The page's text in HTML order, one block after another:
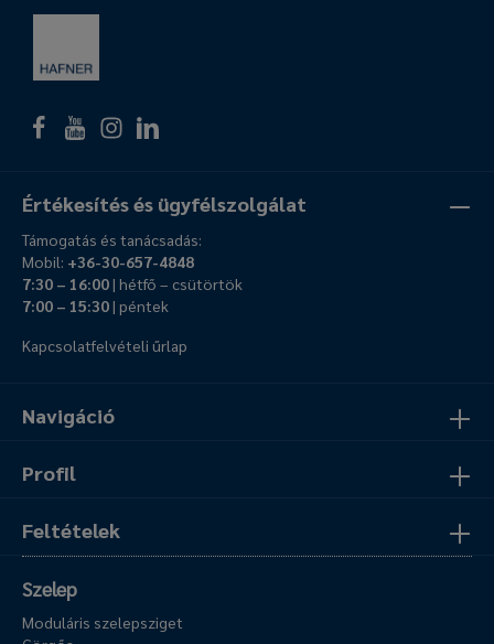
Navigáció
Profil
Feltételek
Értékesítés és ügyfélszolgálat
Támogatás és tanácsadás:
Mobil: +36-30-657-4848
7:30 – 16:00| hétfő – csütörtök
7:00 – 15:30| péntek
Kapcsolatfelvételi űrlap
Szelep
Moduláris szelepsziget